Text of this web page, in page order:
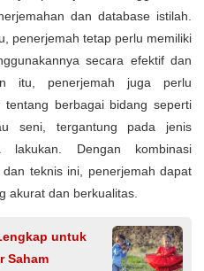
dan database istilah.
penerjemah tetap perlu memiliki
secara efektif dan
itu, penerjemah juga perlu
tentang berbagai bidang seperti
seni, tergantung pada jenis
lakukan. Dengan kombinasi
teknis ini, penerjemah dapat
akurat dan berkualitas.
untuk
Saham